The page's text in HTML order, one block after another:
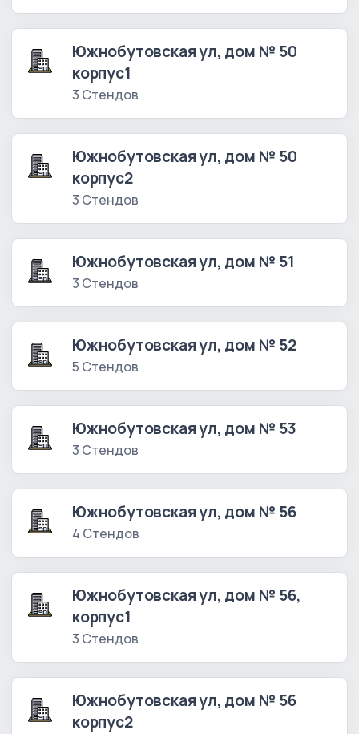
Южнобутовская ул, дом № 50
корпус1
3 Стендов
Южнобутовская ул, дом № 50
корпус2
3 Стендов
Южнобутовская ул, дом № 51
3 Стендов
Южнобутовская ул, дом № 52
5 Стендов
Южнобутовская ул, дом № 53
3 Стендов
Южнобутовская ул, дом № 56
4 Стендов
Южнобутовская ул, дом № 56,
корпус1
3 Стендов
Южнобутовская ул, дом № 56
корпус2